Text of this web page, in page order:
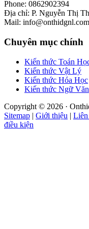
Phone: 0862902394
Địa chỉ: P. Nguyễn Thị
Mail: info@onthidgnl.com
Chuyên mục chính
Kiến thức Toán
Kiến thức Vật Lý
Kiến thức Hóa Học
Kiến thức Ngữ Văn
Copyright © 2026 ·
Sitemap | Giới thiệu | Liên
điều kiện